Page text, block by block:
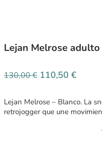
Lejan Melrose
130,00€ 110,50 €
Lejan Melrose – Blanco. La
retrojogger que une